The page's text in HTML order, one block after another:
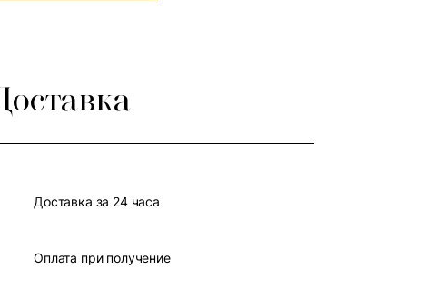
Доставка за 24 часа
Оплата при получение